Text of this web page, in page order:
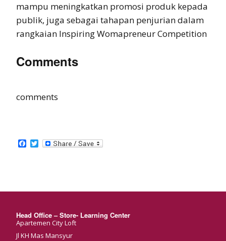
mampu meningkatkan promosi produk kepada
publik, juga sebagai tahapan penjurian dalam
rangkaian Inspiring Womapreneur Competition
Comments
comments
Facebook
Twitter
Head Office – Store- Learning Center
Apartemen City Loft
Jl KH Mas Mansyur